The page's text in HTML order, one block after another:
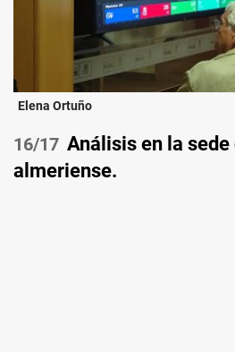
Elena Ortuño
/17 Análisis en la sede
almeriense.